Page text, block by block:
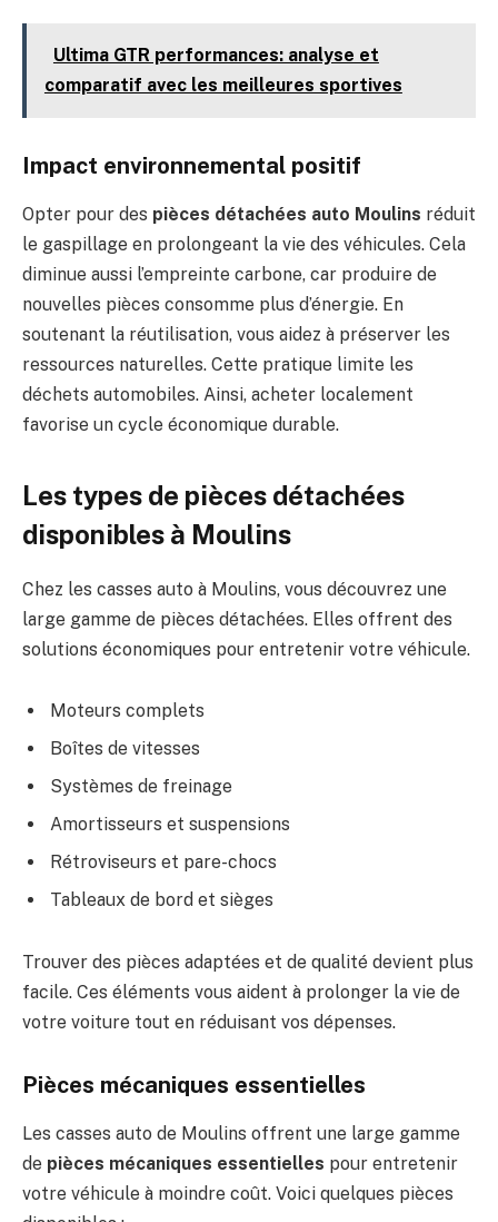
Ultima GTR performances: analyse et
comparatif avec les meilleures sportives
Impact environnemental positif
Opter pour des pièces détachées auto Moulins réduit
le gaspillage en prolongeant la vie des véhicules. Cela
diminue aussi l’empreinte carbone, car produire de
nouvelles pièces consomme plus d’énergie. En
soutenant la réutilisation, vous aidez à préserver les
ressources naturelles. Cette pratique limite les
déchets automobiles. Ainsi, acheter localement
favorise un cycle économique durable.
Les types de pièces détachées
disponibles à Moulins
Chez les casses auto à Moulins, vous découvrez une
large gamme de pièces détachées. Elles offrent des
solutions économiques pour entretenir votre véhicule.
Moteurs complets
Boîtes de vitesses
Systèmes de freinage
Amortisseurs et suspensions
Rétroviseurs et pare-chocs
Tableaux de bord et sièges
Trouver des pièces adaptées et de qualité devient plus
facile. Ces éléments vous aident à prolonger la vie de
votre voiture tout en réduisant vos dépenses.
Pièces mécaniques essentielles
Les casses auto de Moulins offrent une large gamme
de pièces mécaniques essentielles pour entretenir
votre véhicule à moindre coût. Voici quelques pièces